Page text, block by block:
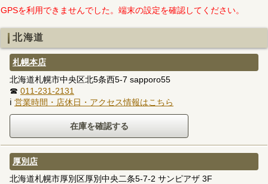
GPSを利用できませんでした。端末の設定を確認してください。
北海道
札幌本店
北海道札幌市中央区北5条西5-7 sapporo55
☎ 011-231-2131
ℹ 営業時間・店休日・アクセス情報はこちら
厚別店
北海道札幌市厚別区厚別中央二条5-7-2 サンピアザ 3F